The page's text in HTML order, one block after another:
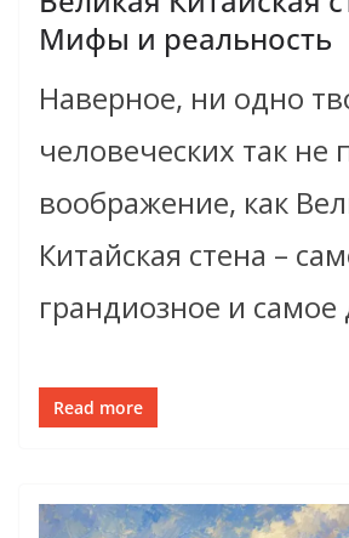
Мифы и реальность
Наверное, ни одно
человеческих так не
воображение, как
Китайская стена –
грандиозное и
Read more